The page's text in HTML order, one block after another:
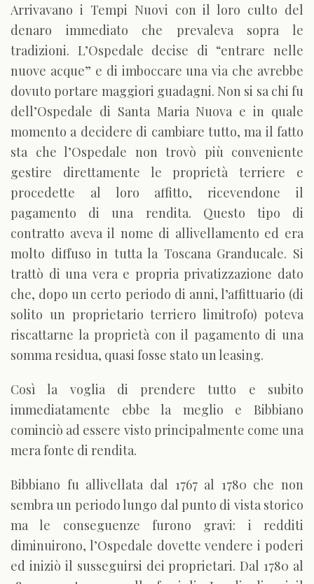
Arrivavano i Tempi Nuovi con il loro culto del
denaro immediato che prevaleva sopra le
tradizioni. L’Ospedale decise di “entrare nelle
nuove acque” e di imboccare una via che avrebbe
dovuto portare maggiori guadagni. Non si sa chi fu
dell’Ospedale di Santa Maria Nuova e in quale
momento a decidere di cambiare tutto, ma il fatto
sta che l’Ospedale non trovò più conveniente
gestire direttamente le proprietà terriere e
procedette al loro affitto, ricevendone il
pagamento di una rendita. Questo tipo di
contratto aveva il nome di allivellamento ed era
molto diffuso in tutta la Toscana Granducale. Si
trattò di una vera e propria privatizzazione dato
che, dopo un certo periodo di anni, l’affittuario (di
solito un proprietario terriero limitrofo) poteva
riscattarne la proprietà con il pagamento di una
somma residua, quasi fosse stato un leasing.
Così la voglia di prendere tutto e subito
immediatamente ebbe la meglio e Bibbiano
cominciò ad essere visto principalmente come una
mera fonte di rendita.
Bibbiano fu allivellata dal 1767 al 1780 che non
sembra un periodo lungo dal punto di vista storico
ma le conseguenze furono gravi: i redditi
diminuirono, l’Ospedale dovette vendere i poderi
ed iniziò il susseguirsi dei proprietari. Dal 1780 al